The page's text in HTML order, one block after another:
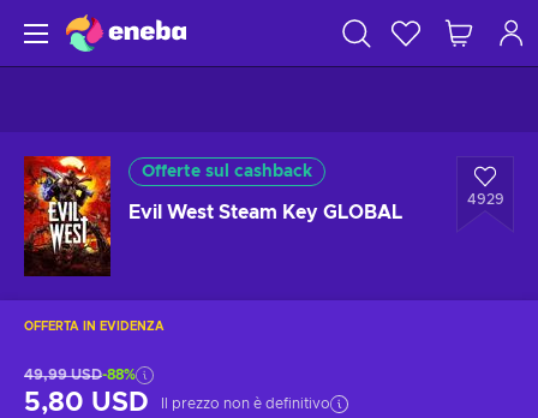
Offerte sul cashback
Evil West Steam Key GLOBAL
4929
OFFERTA IN EVIDENZA
49,99 USD-88%
5,80 USD Il prezzo non è definitivo